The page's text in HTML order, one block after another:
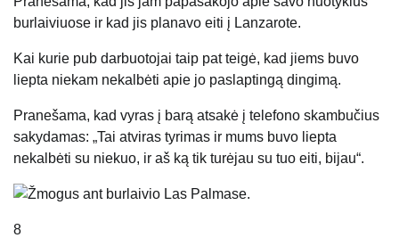
burlaiviuose ir kad jis planavo eiti į Lanzarote.
Kai kurie pub darbuotojai taip pat teigė, kad jiems buvo
liepta niekam nekalbėti apie jo paslaptingą dingimą.
Pranešama, kad vyras į barą atsakė į telefono skambučius
sakydamas: „Tai atviras tyrimas ir mums buvo liepta
nekalbėti su niekuo, ir aš ką tik turėjau su tuo eiti, bijau“.
8